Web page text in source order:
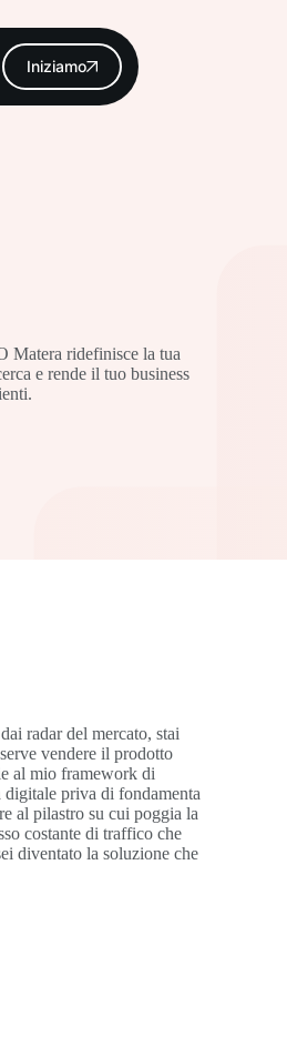
Iniziamo
Matera ridefinisce la tua
e rende il tuo business
radar del mercato, stai
vendere il prodotto
al mio framework di
priva di fondamenta
al pilastro su cui poggia la
costante di traffico che
diventato la soluzione che